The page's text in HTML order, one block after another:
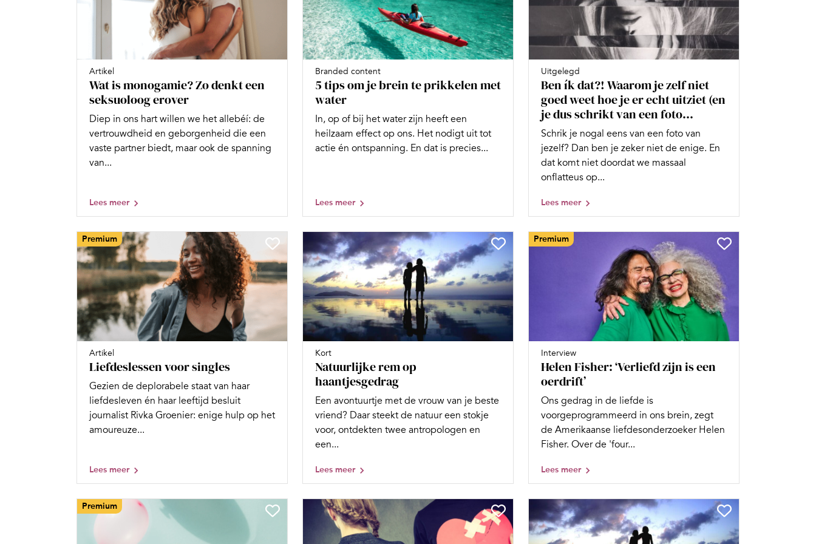
Artikel
Wat is monogamie? Zo denkt een
seksuoloog erover
Diep in ons hart willen we het allebéí: de
vertrouwdheid en geborgenheid die een
vaste partner biedt, maar ook de spanning
van...
Lees meer
Branded content
5 tips om je brein te prikkelen met
water
In, op of bij het water zijn heeft een
heilzaam effect op ons. Het nodigt uit tot
actie én ontspanning. En dat is precies...
Lees meer
Uitgelegd
Ben ík dat?! Waarom je zelf niet
goed weet hoe je er echt uitziet (en
je dus schrikt van een foto...
Schrik je nogal eens van een foto van
jezelf? Dan ben je zeker niet de enige. En
dat komt niet doordat we massaal
onflatteus op...
Lees meer
Premium
Artikel
Liefdeslessen voor singles
Gezien de deplorabele staat van haar
liefdesleven én haar leeftijd besluit
journalist Rivka Groenier: enige hulp op het
amoureuze...
Lees meer
Kort
Natuurlijke rem op
haantjesgedrag
Een avontuurtje met de vrouw van je beste
vriend? Daar steekt de natuur een stokje
voor, ontdekten twee antropologen en
een...
Lees meer
Premium
Interview
Helen Fisher: ‘Verliefd zijn is een
oerdrift’
Ons gedrag in de liefde is
voorgeprogrammeerd in ons brein, zegt
de Amerikaanse liefdesonderzoeker Helen
Fisher. Over de 'four...
Lees meer
Premium